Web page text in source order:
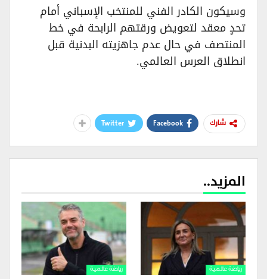
وسيكون الكادر الفني للمنتخب الإسباني أمام
تحدٍ معقد لتعويض ورقتهم الرابحة في خط
المنتصف في حال عدم جاهزيته البدنية قبل
انطلاق العرس العالمي.
شارك Facebook
Twitter
المزيد..
رياضة عالمية رياضة عالمية